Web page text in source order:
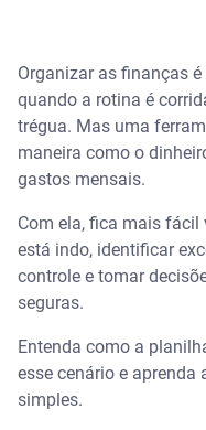
Modelo de tabela
download
Salve uma cópia da
Quais informações
de gastos mensais?
Despesas fixas
Organizar as finanças
quando a rotina é
trégua. Mas uma
maneira como o
gastos mensais.
Com ela, fica mais
está indo, identificar
controle e tomar
seguras.
Entenda como a
esse cenário e
simples.